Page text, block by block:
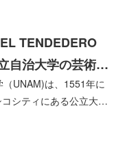
TENDEDERO
自治大学の芸術…
UNAM)は、1551年に
シティにある公立大…